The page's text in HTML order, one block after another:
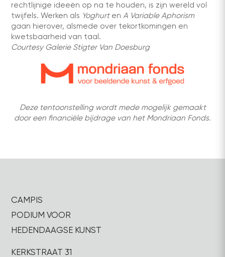
rechtlijnige ideeën op na te houden, is zijn wereld vol
twijfels. Werken als YoghurtenA Variable Aphorism
gaan hierover, alsmede over tekortkomingen en
kwetsbaarheid van taal.
Courtesy Galerie Stigter Van Doesburg
Deze tentoonstelling wordt mede mogelijk gemaakt
door een financiële bijdrage van het Mondriaan Fonds.
CAMPIS
PODIUM VOOR
HEDENDAAGSE KUNST
KERKSTRAAT 31